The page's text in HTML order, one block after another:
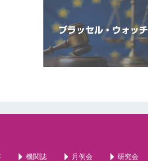
ブラッセル・ウォッチ
機関誌 月例会
研究会